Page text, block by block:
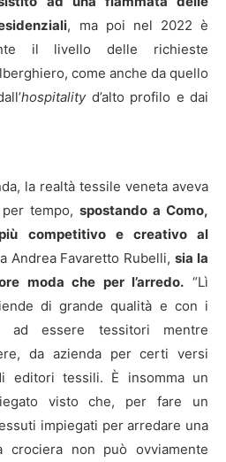
, ma poi nel 2022 è
il livello delle richieste
come anche da quello
hospitalityd’alto profilo e dai
la realtà tessile veneta aveva
tempo, spostando a Como,
competitivo e creativo al
Andrea Favaretto Rubelli,sia la
moda che per l’arredo. “Lì
di grande qualità e con i
ad essere tessitori mentre
da azienda per certi versi
editori tessili. È insomma un
visto che, per fare un
impiegati per arredare una
non può ovviamente